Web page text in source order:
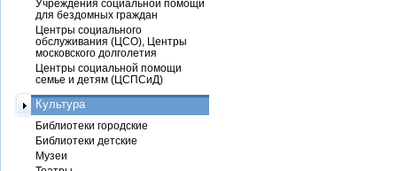
Учреждения социальной помощи
для бездомных граждан
Центры социального
обслуживания (ЦСО), Центры
московского долголетия
Центры социальной помощи
семье и детям (ЦСПСиД)
Культура
Библиотеки городские
Библиотеки детские
Музеи